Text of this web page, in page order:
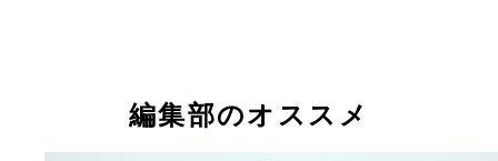
編集部のオススメ